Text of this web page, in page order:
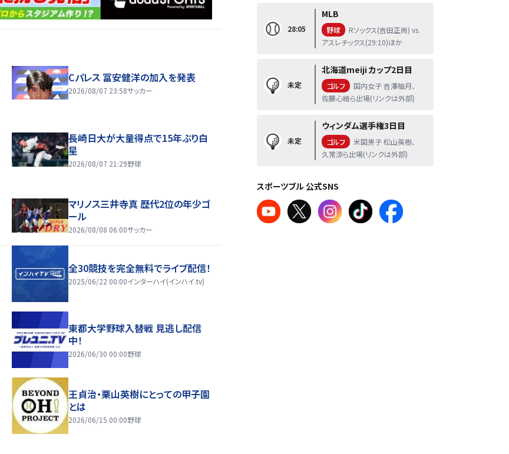
Cパレス 冨安健洋の加入を発表
2026/08/07 23:58サッカー
長崎日大が大量得点で15年ぶり白
星
2026/08/07 21:29野球
マリノス三井寺真 歴代2位の年少ゴ
ール
2026/08/08 06:00サッカー
全30競技を完全無料でライブ配信！
2025/06/22 00:00インターハイ(インハイ.tv)
東都大学野球入替戦 見逃し配信
中！
2026/06/30 00:00野球
王貞治・栗山英樹にとっての甲子園
とは
2026/06/15 00:00野球
28:05
MLB
野球
Rソックス(吉田正尚) vs.
アスレチックス(29:10)ほか
未定
北海道meiji カップ2日目
ゴルフ
国内女子 吉澤柚月、
佐藤心結ら出場(リンクは外部)
未定
ウィンダム選手権3日目
ゴルフ
米国男子 松山英樹、
久常涼ら出場(リンクは外部)
スポーツブル 公式SNS